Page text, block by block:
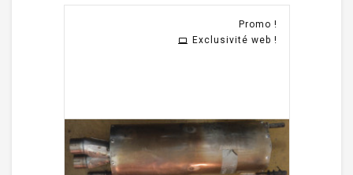
Exclusivité web !
Promo !